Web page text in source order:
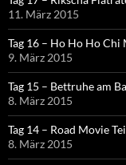
11. März 2015
Tag 16 – Ho Ho Ho Chi
9. März 2015
Tag 15 – Bettruhe am
8. März 2015
Tag 14 – Road Movie
8. März 2015